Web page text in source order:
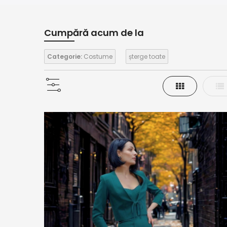
Cumpără acum de la
Categorie: Costume șterge toate
Grilă